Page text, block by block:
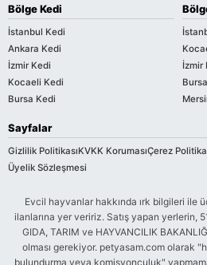
Bölge Kedi
İstanbul Kedi
Ankara Kedi
İzmir Kedi
Kocaeli Kedi
Bursa Kedi
İzmir
Sayfalar
Gizlilik PolitikasıKVKK KorumasıÇerez
Üyelik Sözleşmesi
Evcil hayvanlar hakkında ırk bilgileri ile
ilanlarına yer veririz. Satış yapan yerlerin,
GIDA, TARIM ve HAYVANCILIK
olması gerekiyor. petyasam.com olarak
bulundurma veya komisyonculuk"